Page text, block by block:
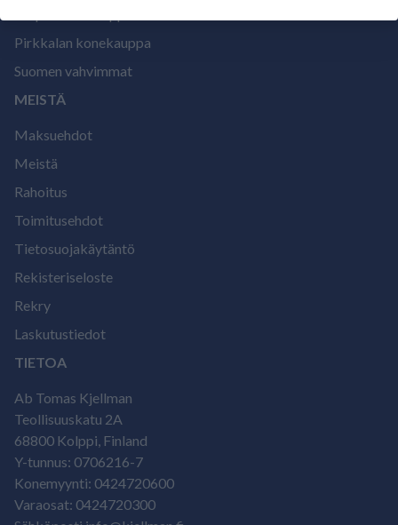
Pirkkalan konekauppa
Suomen vahvimmat
MEISTÄ
Maksuehdot
Meistä
Rahoitus
Toimitusehdot
Tietosuojakäytäntö
Rekisteriseloste
Rekry
Laskutustiedot
TIETOA
Ab Tomas Kjellman
Teollisuuskatu 2A
68800 Kolppi, Finland
Y-tunnus: 0706216-7
Konemyynti: 0424720600
Varaosat: 0424720300